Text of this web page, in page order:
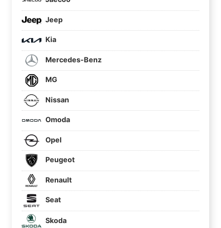
Jeep
Kia
Mercedes-Benz
MG
Nissan
Omoda
Opel
Peugeot
Renault
Seat
Skoda